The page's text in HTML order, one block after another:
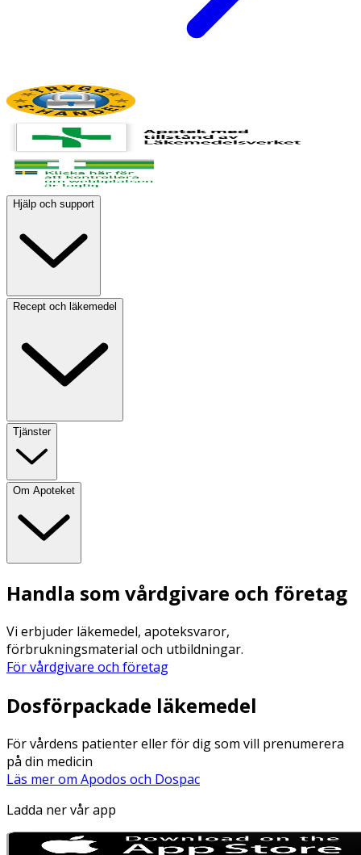
Hjälp och support
Recept och läkemedel
Tjänster
Om Apoteket
Handla som vårdgivare och företag
Vi erbjuder läkemedel, apoteksvaror,
förbrukningsmaterial och utbildningar.
För vårdgivare och företag
Dosförpackade läkemedel
För vårdens patienter eller för dig som vill prenumerera
på din medicin
Läs mer om Apodos och Dospac
Ladda ner vår app